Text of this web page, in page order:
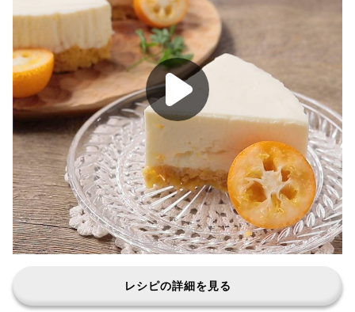
レシピの詳細を見る